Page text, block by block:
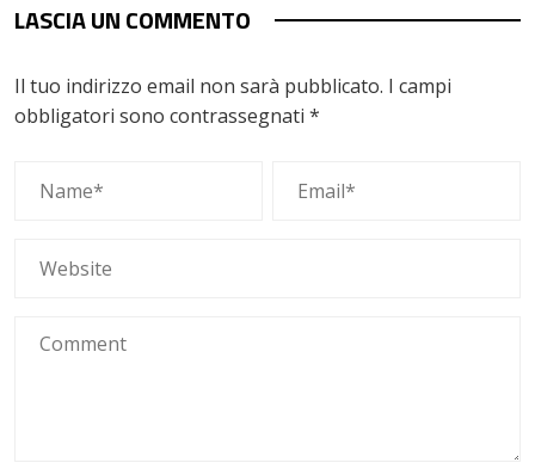
LASCIA UN COMMENTO
Il tuo indirizzo email non sarà pubblicato. I campi
obbligatori sono contrassegnati *